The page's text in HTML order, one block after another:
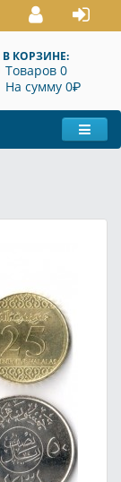
В КОРЗИНЕ:
Товаров 0
На сумму 0P